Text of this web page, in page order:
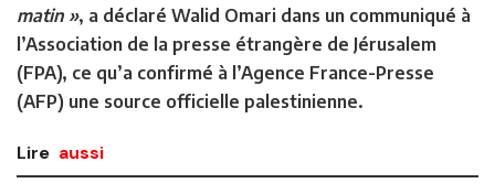
matin », a déclaré Walid Omari dans un communiqué à
l’Association de la presse étrangère de Jérusalem
(FPA), ce qu’a confirmé à l’Agence France-Presse
(AFP) une source officielle palestinienne.
Lire aussi